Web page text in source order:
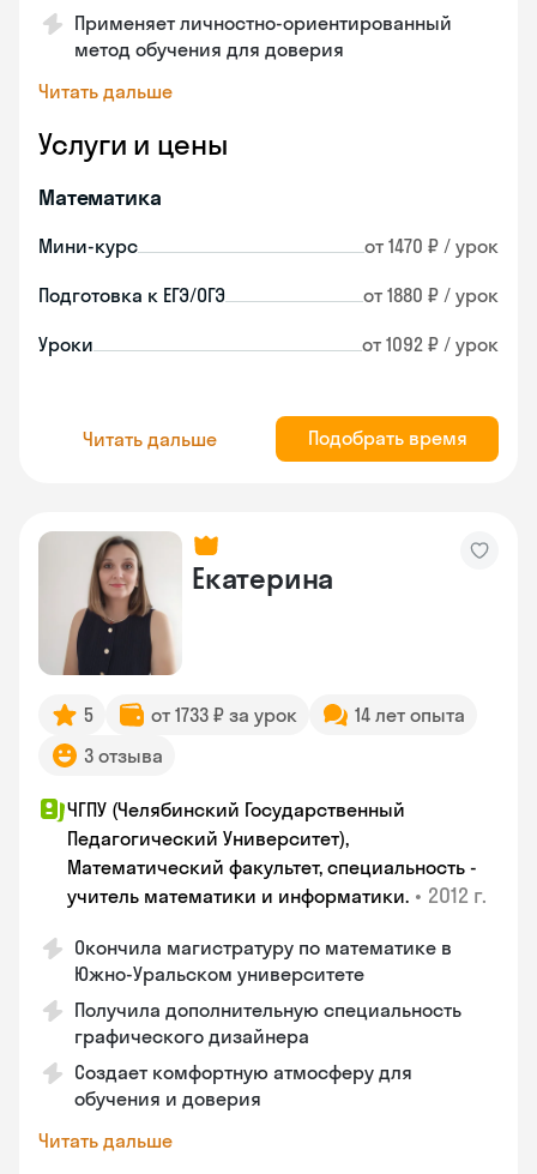
Применяет личностно-ориентированный
метод обучения для доверия
Читать дальше
Услуги и цены
Математика
Мини-курс от 1470 ₽ / урок
Подготовка к ЕГЭ/ОГЭ от 1880 ₽ / урок
Уроки от 1092 ₽ / урок
Читать дальше Подобрать время
Екатерина
5 от 1733 ₽ за урок
14 лет опыта
3 отзыва
ЧГПУ (Челябинский Государственный
Педагогический Университет),
Математический факультет, специальность -
учитель математики и информатики. • 2012 г.
Окончила магистратуру по математике в
Южно-Уральском университете
Получила дополнительную специальность
графического дизайнера
Создает комфортную атмосферу для
обучения и доверия
Читать дальше